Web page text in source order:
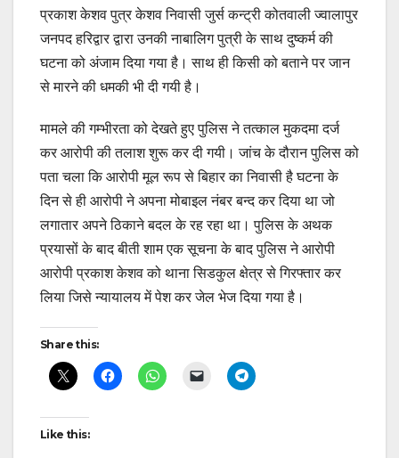
प्रकाश केशव पुत्र केशव निवासी जुर्स कन्ट्री कोतवाली ज्वालापुर
जनपद हरिद्वार द्वारा उनकी नाबालिग पुत्री के साथ दुष्कर्म की
घटना को अंजाम दिया गया है। साथ ही किसी को बताने पर जान
से मारने की धमकी भी दी गयी है।
मामले की गम्भीरता को देखते हुए पुलिस ने तत्काल मुकदमा दर्ज
कर आरोपी की तलाश शुरू कर दी गयी। जांच के दौरान पुलिस को
पता चला कि आरोपी मूल रूप से बिहार का निवासी है घटना के
दिन से ही आरोपी ने अपना मोबाइल नंबर बन्द कर दिया था जो
लगातार अपने ठिकाने बदल के रह रहा था। पुलिस के अथक
प्रयासों के बाद बीती शाम एक सूचना के बाद पुलिस ने आरोपी
आरोपी प्रकाश केशव को थाना सिडकुल क्षेत्र से गिरफ्तार कर
लिया जिसे न्यायालय में पेश कर जेल भेज दिया गया है।
Share this:
Like this: